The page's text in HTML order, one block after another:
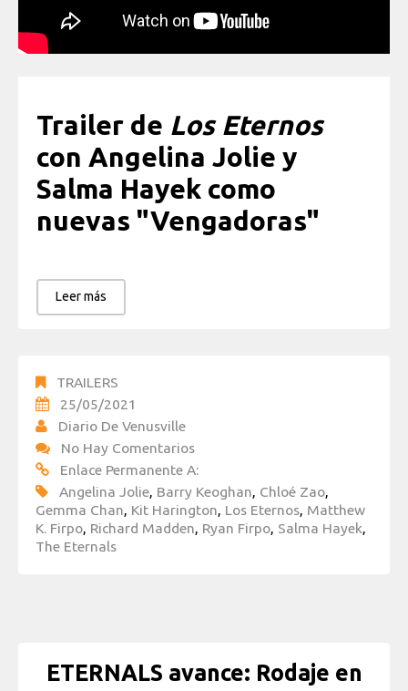
Trailer de Los Eternos
con Angelina Jolie y
Salma Hayek como
nuevas "Vengadoras"
Leer más
TRAILERS
25/05/2021
Diario De Venusville
No Hay Comentarios
Enlace Permanente A:
Angelina Jolie Barry Keoghan Chloé Zao
Gemma Chan Kit Harington Los Eternos Matthew
K. Firpo Richard Madden Ryan Firpo Salma Hayek
The Eternals
ETERNALS avance: Rodaje en